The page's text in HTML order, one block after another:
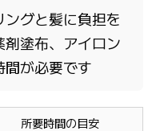
グと髪に負担を
塗布、アイロン
が必要です
所要時間の目安